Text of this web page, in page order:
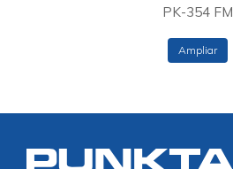
PK-354 FM
Ampliar